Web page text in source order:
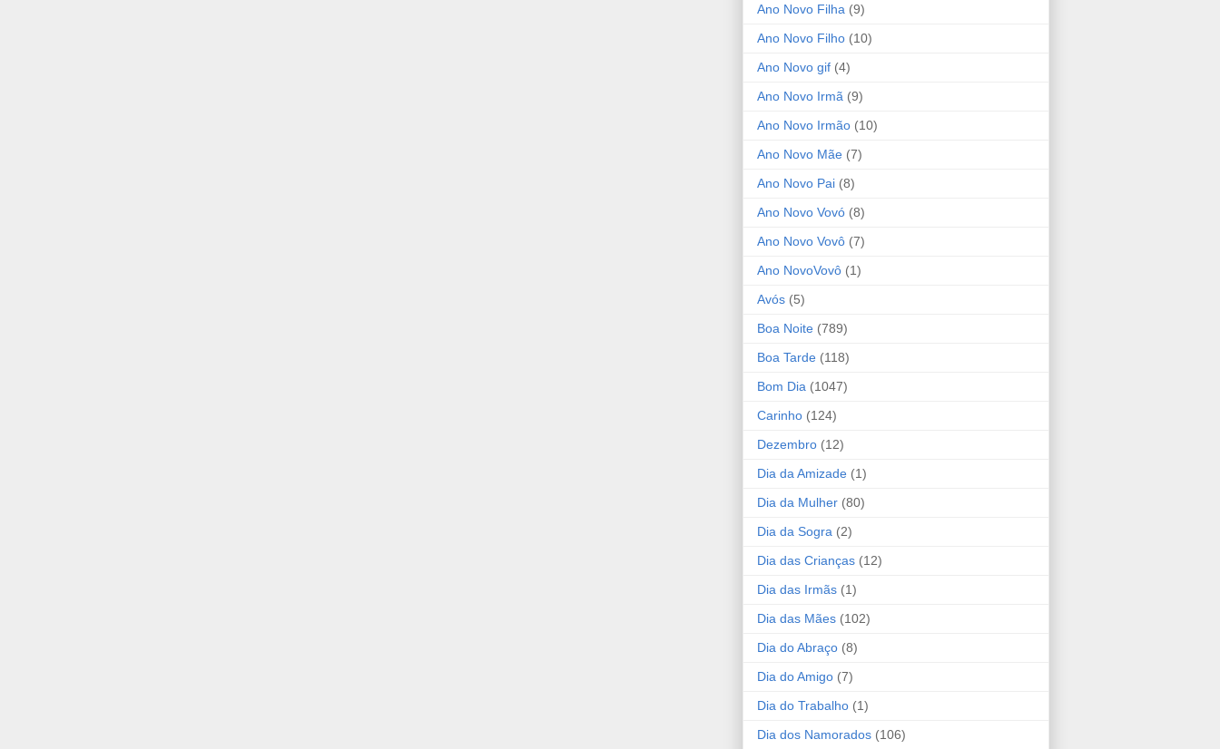
Ano Novo Filha (9)
Ano Novo Filho (10)
Ano Novo gif (4)
Ano Novo Irmã (9)
Ano Novo Irmão (10)
Ano Novo Mãe (7)
Ano Novo Pai (8)
Ano Novo Vovó (8)
Ano Novo Vovô (7)
Ano NovoVovô (1)
Avós (5)
Boa Noite (789)
Boa Tarde (118)
Bom Dia (1047)
Carinho (124)
Dezembro (12)
Dia da Amizade (1)
Dia da Mulher (80)
Dia da Sogra (2)
Dia das Crianças (12)
Dia das Irmãs (1)
Dia das Mães (102)
Dia do Abraço (8)
Dia do Amigo (7)
Dia do Trabalho (1)
Dia dos Namorados (106)